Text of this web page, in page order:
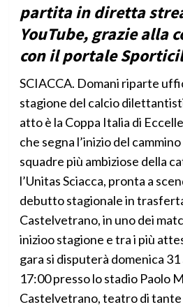
partita in diretta
YouTube, grazie alla
con il portale
SCIACCA. Domani riparte
stagione del calcio
atto è la Coppa Italia di
che segna l’inizio del
squadre più ambiziose della
l’Unitas Sciacca, pronta a
debutto stagionale in
Castelvetrano, in uno dei
inizioo stagione e tra i più
gara si disputerà domenica
17:00 presso lo stadio Paolo
Castelvetrano, teatro di